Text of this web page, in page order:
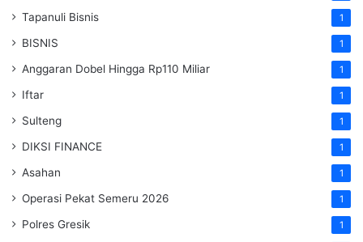
Tapanuli Bisnis 1
BISNIS 1
Anggaran Dobel Hingga Rp110 Miliar 1
Iftar 1
Sulteng 1
DIKSI FINANCE 1
Asahan 1
Operasi Pekat Semeru 2026 1
Polres Gresik 1